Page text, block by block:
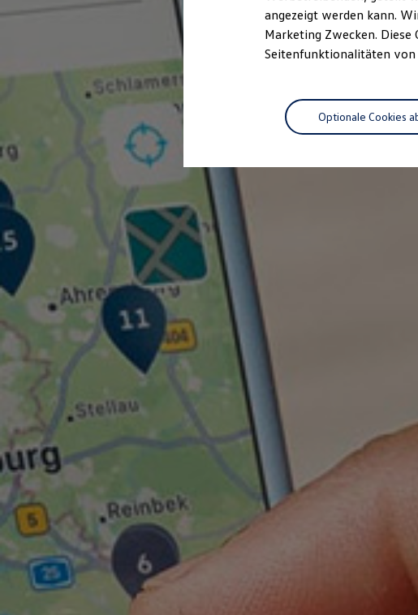
Service-Vorteile bei Volkswagen Nutzfahrzeuge
Economy Service
Räder & Reifen Service
Ersatzfahrzeuge
Notdienst und Pannenhilfe
Software, Konnektivität & Apps
California App
VW Connect für Ihren ID. Buzz
VW Connect für Ihren Transporter/Caravelle
VW Connect für Ihren Amarok
VW Connect für andere Modelle
Connect Pro
Fleet Interface Data
Multistop Pathfinder
Übersicht Software Updates
Hilfreiches für Besitzer
Digitales Bordbuch
Fahrerassistenz- und Sicherheitssysteme
Kontrollleuchten
Kurzfahrprofile und Ölverdünnung
Batterieverordnung
XTL-Dieselkraftstoff
Ersatzteile und Betriebsflüssigkeiten
Original Zubehör und Lifestyle Produkte
myVolkswagen
myVolkswagen Business
Elektrisch & Autonom
Elektro - & Hybridfahrzeuge
Klimafreundlicher Strom
Reichweite & Ladelösungen
Ladezeitensimulator
Ladelösungen für Privatkunden
Ladelösungen für Gewerbekunden
Wallbox und Ladekabel
Bidirektionales Laden
Förderung & Kosten der Elektrofahrzeuge
Fördermöglichkeiten für Privatkunden
Fördermöglichkeiten für Gewerbekunden
Kostensimulator
angezeigt werden kann.
Marketing Zwecken.
Seitenfunktionalitäten
Optionale Cookies